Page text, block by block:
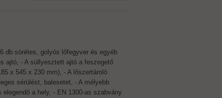
db sörétes, golyós lőfegyver és egyéb
ajtó, - A süllyesztett ajtó a feszegető
x 545 x 230 mm), - A lőszertároló
sérülést, balesetet, - A mélyebb
a hely, - EN 1300-as szabvány